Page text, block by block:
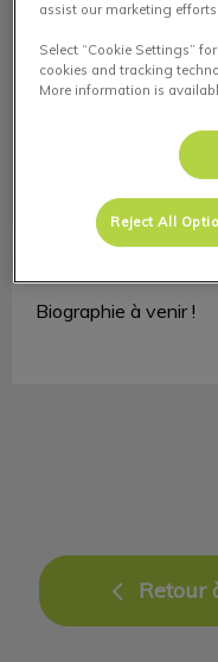
Biographie à venir !
Retour
assist our marketing efforts.
Select “Cookie Settings”
cookies and tracking
More information is
Reject All